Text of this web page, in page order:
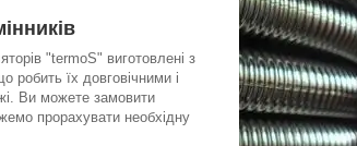
"termoS" виготовлені з
робить їх довговічними і
Ви можете замовити
прорахувати необхідну